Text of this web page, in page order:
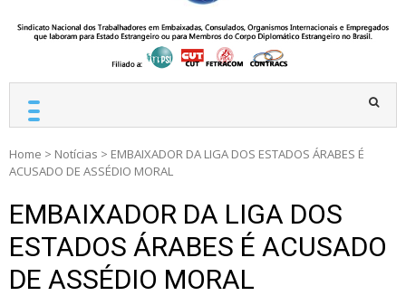
e Organismos
Empregados que laboram
para Estado Estrangeiro.
Home > Notícias > EMBAIXADOR DA LIGA DOS ESTADOS ÁRABES É
ACUSADO DE ASSÉDIO MORAL
EMBAIXADOR DA LIGA DOS
ESTADOS ÁRABES É ACUSADO
DE ASSÉDIO MORAL
Navegação
de
Post